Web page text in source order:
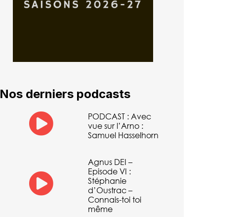
Nos derniers podcasts
PODCAST : Avec
vue sur l’Arno :
Samuel Hasselhorn
Agnus DEI –
Episode VI :
Stéphanie
d’Oustrac –
Connais-toi toi
même